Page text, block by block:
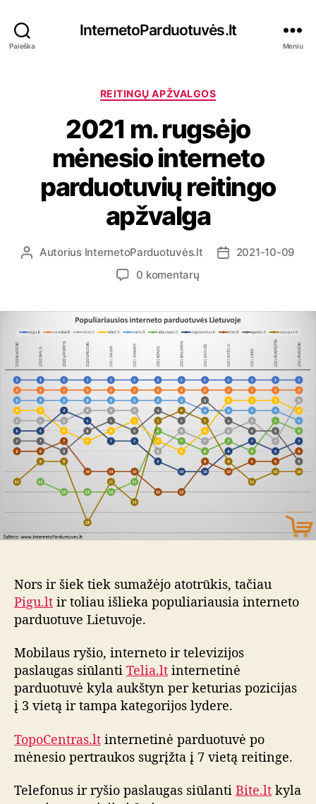
Paieška
InternetoParduotuvės.lt
Meniu
K
e
g
o
r
i
j
REITINGŲ APŽVALGOS
2021 m. rugsėjo
mėnesio interneto
parduotuvių reitingo
apžvalga
Į
o
a
o
r
i
u
s
Autorius InternetoParduotuvės.lt
Į
o
d
a
a
2021-10-09
0 komentarųį
š
e
2
0
2
1
m
.
r
u
g
s
o
n
e
i
n
t
e
n
e
o
Nors ir šiek tiek sumažėjo atotrūkis, tačiau
Pigu.lt ir toliau išlieka populiariausia interneto
parduotuve Lietuvoje.
Mobilaus ryšio, interneto ir televizijos
paslaugas siūlanti Telia.lt internetinė
parduotuvė kyla aukštyn per keturias pozicijas
į 3 vietą ir tampa kategorijos lydere.
TopoCentras.lt internetinė parduotuvė po
mėnesio pertraukos sugrįžta į 7 vietą reitinge.
Telefonus ir ryšio paslaugas siūlanti Bite.lt kyla